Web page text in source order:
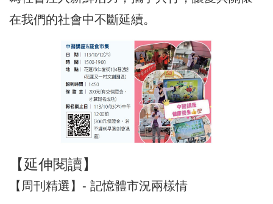
在我們的社會中不斷延續。
【延伸閱讀】
【周刊精選】- 記憶體市況兩樣情